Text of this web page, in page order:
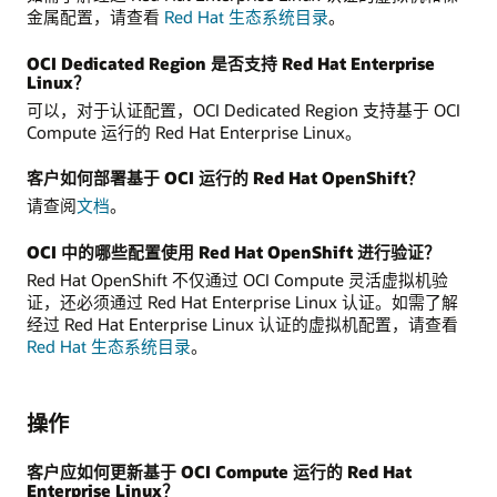
金属配置，请查看 Red Hat 生态系统目录。
OCI Dedicated Region 是否支持 Red Hat Enterprise
Linux？
可以，对于认证配置，OCI Dedicated Region 支持基于 OCI
Compute 运行的 Red Hat Enterprise Linux。
客户如何部署基于 OCI 运行的 Red Hat OpenShift？
请查阅文档。
OCI 中的哪些配置使用 Red Hat OpenShift 进行验证？
Red Hat OpenShift 不仅通过 OCI Compute 灵活虚拟机验
证，还必须通过 Red Hat Enterprise Linux 认证。如需了解
经过 Red Hat Enterprise Linux 认证的虚拟机配置，请查看
Red Hat 生态系统目录。
操作
客户应如何更新基于 OCI Compute 运行的 Red Hat
Enterprise Linux？